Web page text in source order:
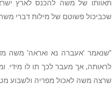
תאוותו של משה להכנס לארץ
שכביכול פשוטם של מילות דברי
"שנאמר 'אעברה נא ואראה' משה
לראותה, אך מעבר לכך תו לו מידי.
שרצה משה לאכול מפריה ולשבוע